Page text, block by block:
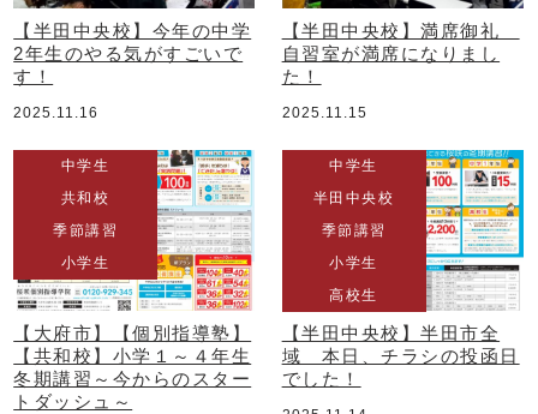
【半田中央校】今年の中学
2年生のやる気がすごいで
す！
2025.11.16
【半田中央校】満席御礼
自習室が満席になりまし
た！
2025.11.15
中学生
共和校
季節講習
小学生
【大府市】【個別指導塾】
【共和校】小学１～４年生
冬期講習～今からのスター
トダッシュ～
中学生
半田中央校
季節講習
小学生
高校生
【半田中央校】半田市全
域 本日、チラシの投函日
でした！